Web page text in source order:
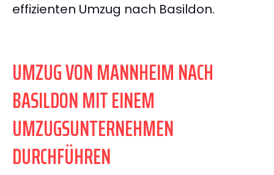
effizienten Umzug nach Basildon.
UMZUG VON MANNHEIM NACH
BASILDON MIT EINEM
UMZUGSUNTERNEHMEN
DURCHFÜHREN